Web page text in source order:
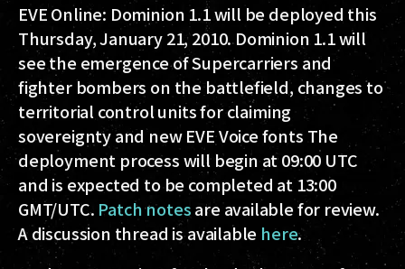
EVE Online: Dominion 1.1 will be deployed this
Thursday, January 21, 2010. Dominion 1.1 will
see the emergence of Supercarriers and
fighter bombers on the battlefield, changes to
territorial control units for claiming
sovereignty and new EVE Voice fonts The
deployment process will begin at 09:00 UTC
and is expected to be completed at 13:00
GMT/UTC. Patch notesare available for review.
A discussion thread is available here.